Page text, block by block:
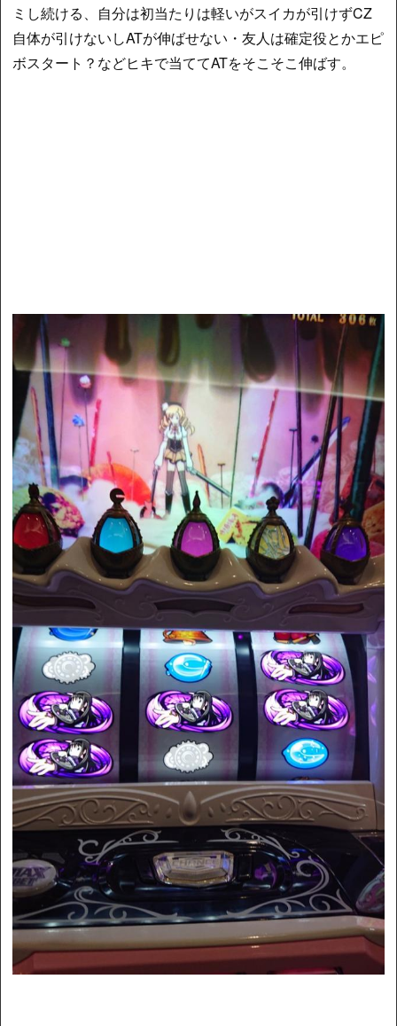
ミし続ける、自分は初当たりは軽いがスイカが引けずCZ
自体が引けないしATが伸ばせない・友人は確定役とかエピ
ボスタート？などヒキで当ててATをそこそこ伸ばす。